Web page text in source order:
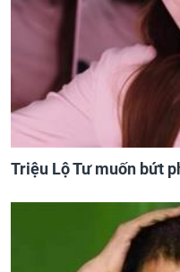
Triệu Lộ Tư muốn bứt